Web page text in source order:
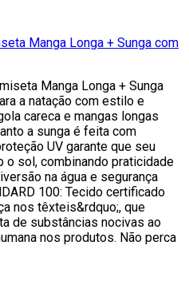
Manga Longa + Sunga com
Manga Longa + Sunga
a natação com estilo e
careca e mangas longas
a sunga é feita com
UV garante que seu
o sol, combinando praticidade
na água e segurança
100: Tecido certificado
nos têxteis&rdquo;, que
de substâncias nocivas ao
nos produtos. Não perca